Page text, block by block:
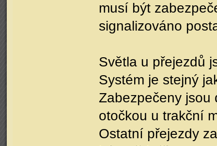
musí být
signalizováno
Světla u přejezdů
Systém je stejný
Zabezpečeny jsou
otočkou u trakční
Ostatní přejezdy